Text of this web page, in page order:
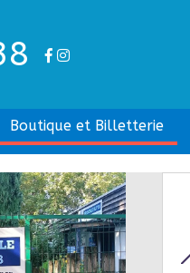
Boutique et Billetterie